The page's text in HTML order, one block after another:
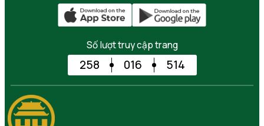
Số lượt truy cập trang
258 016 514